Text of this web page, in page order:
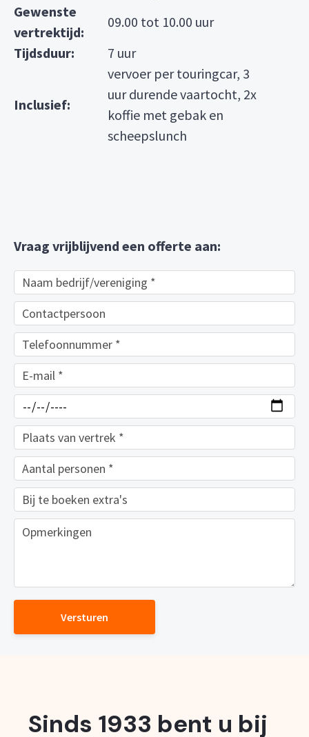
Gewenste
vertrektijd:
09.00 tot 10.00 uur
Tijdsduur:
7 uur
Inclusief:
vervoer per touringcar, 3
uur durende vaartocht, 2x
koffie met gebak en
scheepslunch
Vraag vrijblijvend een offerte aan:
Versturen
Sinds 1933 bent u bij